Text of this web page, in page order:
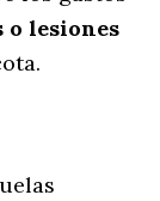
o lesiones